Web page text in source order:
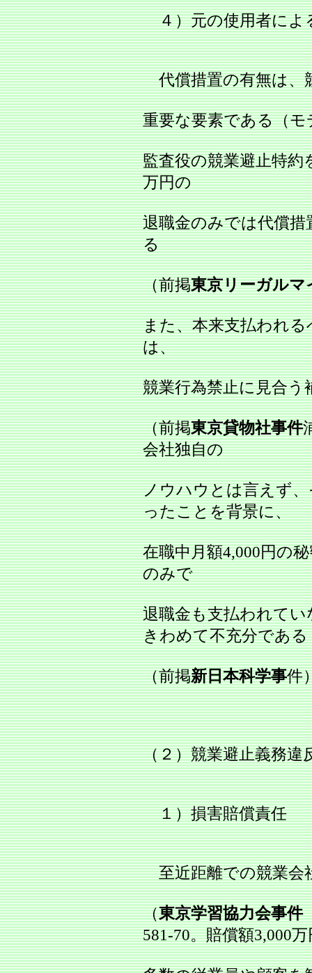
４）元の使用者によ
代償措置の有無は、
重要な要素である（
監査役の競業避止特約
万円の
退職金のみでは代償
る
（前掲東京リーガルマ
また、本来支払われ
は、
競業行為禁止に見合
（前掲東京貸物社事件
会社独自の
ノウハウとは言えず
ったことを背景に、
在職中月額4,000円の
のみで
退職金も支払われて
きわめて不充分である
（前掲新日本科学事件
（２）競業避止義務違
１）損害賠償責任
至近距離での競業会
（東京学習協力会事件
581‐70。賠償額3,000